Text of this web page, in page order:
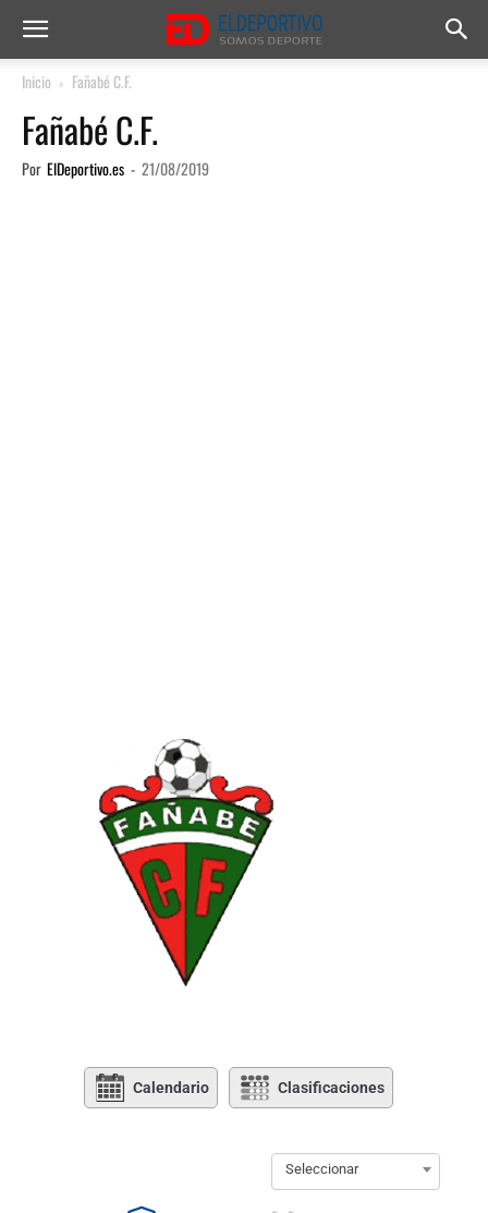
Inicio Fañabé C.F.
Fañabé C.F.
Por ElDeportivo.es - 21/08/2019
Calendario Clasificaciones
Seleccionar